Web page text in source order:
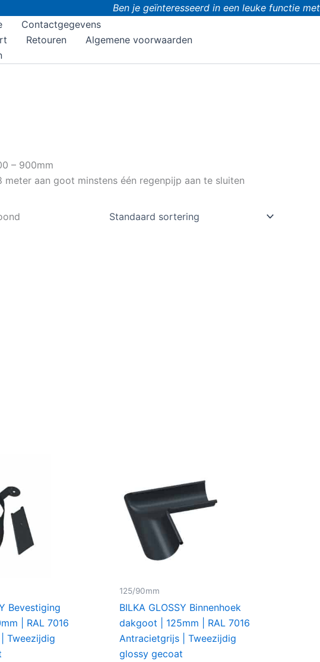
Ben je geïnteresseerd in een leuke functie met
Contactgegevens
Retouren
Algemene voorwaarden
– 900mm
aan goot minstens één regenpijp aan te sluiten
Bevestiging
| RAL 7016
Tweezijdig
125/90mm
BILKA GLOSSY Binnenhoek
dakgoot | 125mm | RAL 7016
Antracietgrijs | Tweezijdig
glossy gecoat